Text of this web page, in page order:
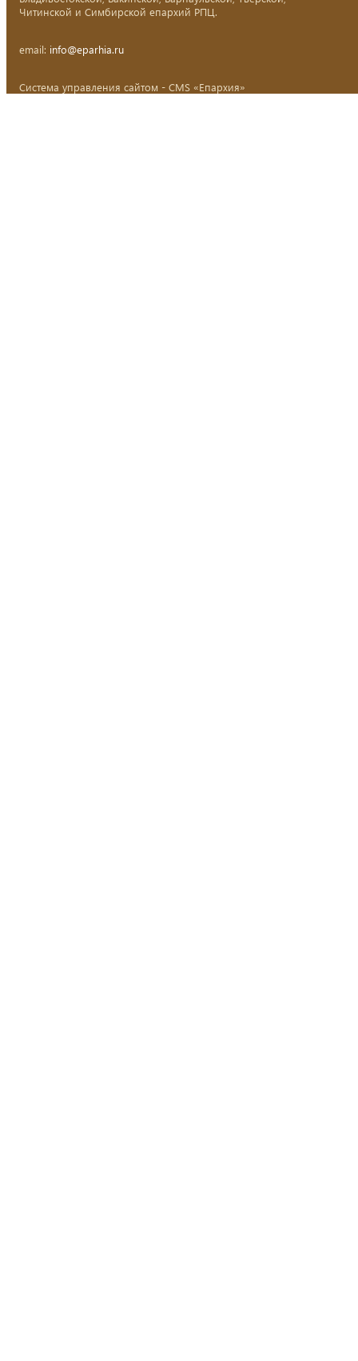
Читинской и Симбирской епархий РПЦ.
email: info@eparhia.ru
Система управления сайтом - CMS «Епархия»